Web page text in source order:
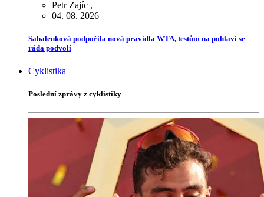
Petr Zajíc ,
04. 08. 2026
Sabalenková podpořila nová pravidla WTA, testům na pohlaví se
ráda podvolí
Cyklistika
Poslední zprávy z cyklistiky